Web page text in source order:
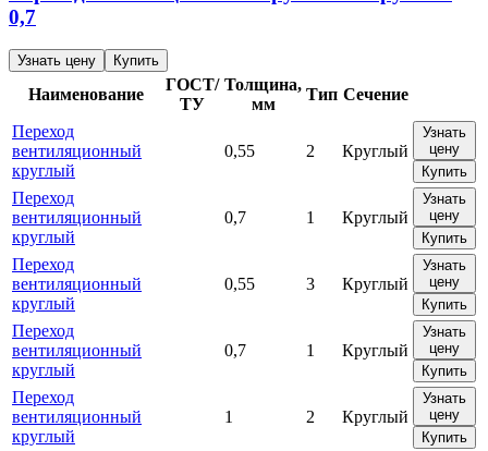
0,7
Узнать цену Купить
Наименование
ГОСТ/
ТУ
Толщина,
мм
Тип Сечение
Переход
вентиляционный
круглый
0,55 2 Круглый
Узнать
цену
Купить
Переход
вентиляционный
круглый
0,7 1 Круглый
Узнать
цену
Купить
Переход
вентиляционный
круглый
0,55 3 Круглый
Узнать
цену
Купить
Переход
вентиляционный
круглый
0,7 1 Круглый
Узнать
цену
Купить
Переход
вентиляционный
круглый
1 2 Круглый
Узнать
цену
Купить